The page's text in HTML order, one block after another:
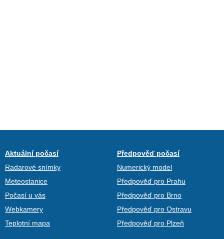
Aktuální počasí
Radarové snímky
Meteostanice
Počasí u vás
Webkamery
Teplotní mapa
Předpověď počasí
Numerický model
Předpověď pro Prahu
Předpověď pro Brno
Předpověď pro Ostravu
Předpověď pro Plzeň